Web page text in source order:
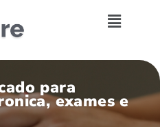
para
exames e